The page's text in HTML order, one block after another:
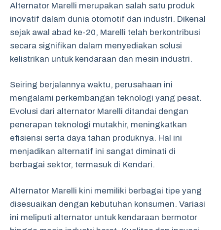
Alternator Marelli merupakan salah satu produk
inovatif dalam dunia otomotif dan industri. Dikenal
sejak awal abad ke-20, Marelli telah berkontribusi
secara signifikan dalam menyediakan solusi
kelistrikan untuk kendaraan dan mesin industri.
Seiring berjalannya waktu, perusahaan ini
mengalami perkembangan teknologi yang pesat.
Evolusi dari alternator Marelli ditandai dengan
penerapan teknologi mutakhir, meningkatkan
efisiensi serta daya tahan produknya. Hal ini
menjadikan alternatif ini sangat diminati di
berbagai sektor, termasuk di Kendari.
Alternator Marelli kini memiliki berbagai tipe yang
disesuaikan dengan kebutuhan konsumen. Variasi
ini meliputi alternator untuk kendaraan bermotor